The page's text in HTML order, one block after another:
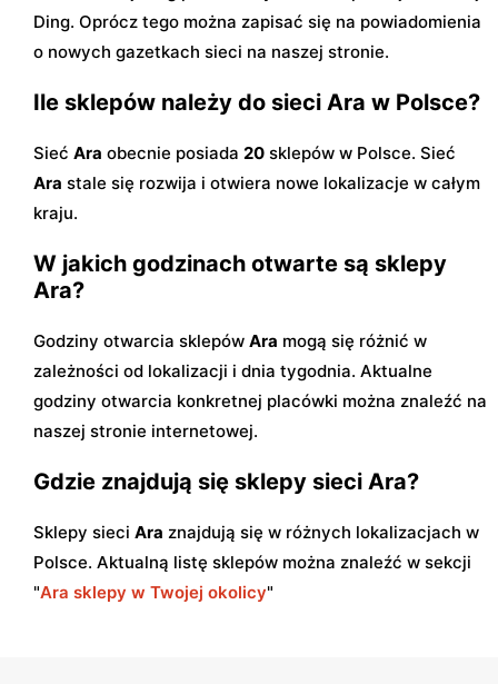
Ding. Oprócz tego można zapisać się na powiadomienia
o nowych gazetkach sieci na naszej stronie.
Ile sklepów należy do sieci Ara w Polsce?
Sieć Ara obecnie posiada 20 sklepów w Polsce. Sieć
Ara stale się rozwija i otwiera nowe lokalizacje w całym
kraju.
W jakich godzinach otwarte są sklepy
Ara?
Godziny otwarcia sklepów Ara mogą się różnić w
zależności od lokalizacji i dnia tygodnia. Aktualne
godziny otwarcia konkretnej placówki można znaleźć na
naszej stronie internetowej.
Gdzie znajdują się sklepy sieci Ara?
Sklepy sieci Ara znajdują się w różnych lokalizacjach w
Polsce. Aktualną listę sklepów można znaleźć w sekcji
"Ara sklepy w Twojej okolicy"